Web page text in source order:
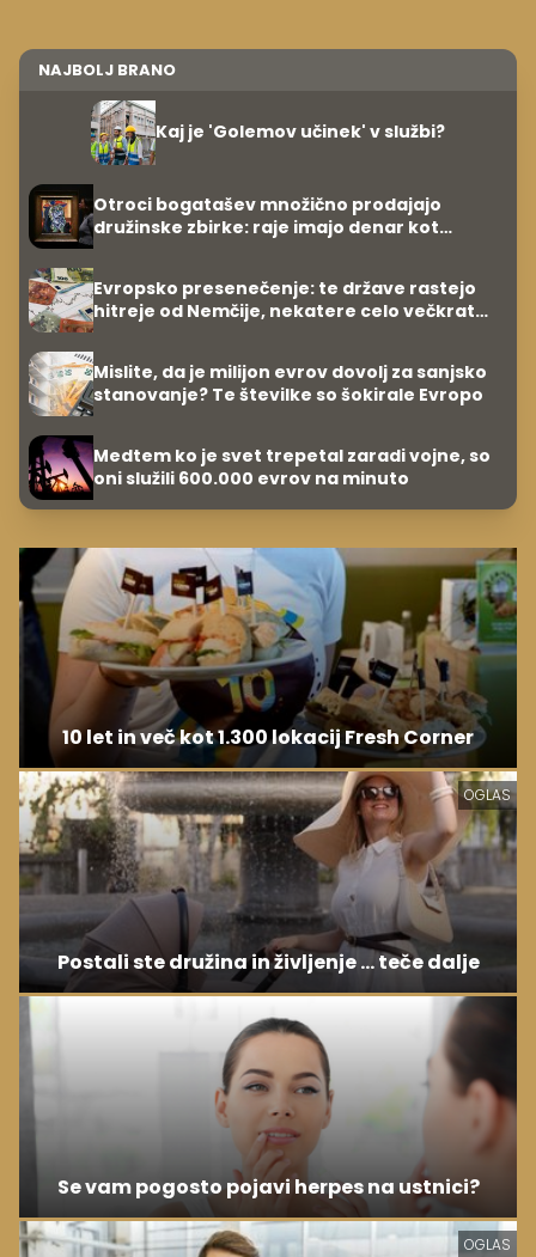
NAJBOLJ BRANO
Kaj je 'Golemov učinek' v službi?
Otroci bogatašev množično prodajajo
družinske zbirke: raje imajo denar kot
Evropsko presenečenje: te države rastejo
hitreje od Nemčije, nekatere celo večkrat
Mislite, da je milijon evrov dovolj za sanjsko
stanovanje? Te številke so šokirale Evropo
Medtem ko je svet trepetal zaradi vojne, so
oni služili 600.000 evrov na minuto
10 let in več kot 1.300 lokacij Fresh Corner
OGLAS
Postali ste družina in življenje ... teče dalje
Se vam pogosto pojavi herpes na ustnici?
OGLAS